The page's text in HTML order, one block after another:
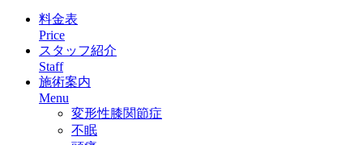
料金表
Price
スタッフ紹介
Staff
施術案内
Menu
変形性膝関節症
不眠